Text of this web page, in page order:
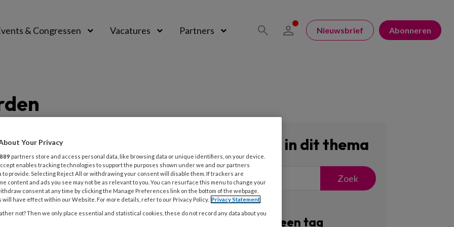
& Congressen Vacatures Partners Nieuwsbrief Abonneren
2019 NIEUWS ONTWIKKELING VAN KINDEREN
als kinderopvang náást het
gaan staan’
pleiten collectief voor erkenning van de
van kinderopvang, die onder druk staat én veel
Zoeken in dit thema
Zoek
Filter op een tag
Your Privacy
889 partners store and access personal data, like browsing data or unique identifiers, on your device.
enables tracking technologies to support the purposes shown under we and our partners
to provide. Selecting Reject All or withdrawing your consent will disable them. If trackers are
content and ads you see may not be as relevant to you. You can resurface this menu to change your
consent at any time by clicking the Manage Preferences link on the bottom of the webpage.
will have effect within our Website. For more details, refer to our Privacy Policy. Privacy Statement
not? Then we only place essential and statistical cookies, these do not record any data about you